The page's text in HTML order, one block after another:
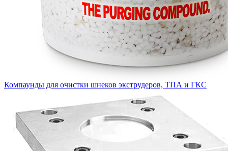
Компаунды для очистки шнеков экструдеров, ТПА и ГКС